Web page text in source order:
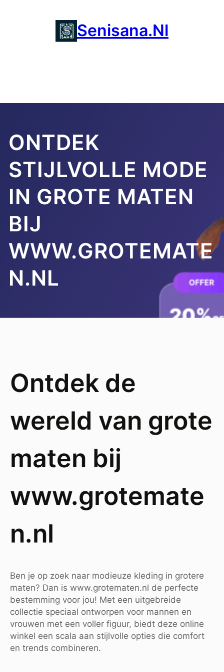
Senisana.nl
ONTDEK
STIJLVOLLE MODE
IN GROTE MATEN
BIJ
WWW.GROTEMATE
N.NL
Ontdek de
wereld van grote
maten bij
www.grotemate
n.nl
Ben je op zoek naar modieuze kleding in grotere
maten? Dan is www.grotematen.nl de perfecte
bestemming voor jou! Met een uitgebreide
collectie speciaal ontworpen voor mannen en
vrouwen met een voller figuur, biedt deze online
winkel een scala aan stijlvolle opties die comfort
en trends combineren.